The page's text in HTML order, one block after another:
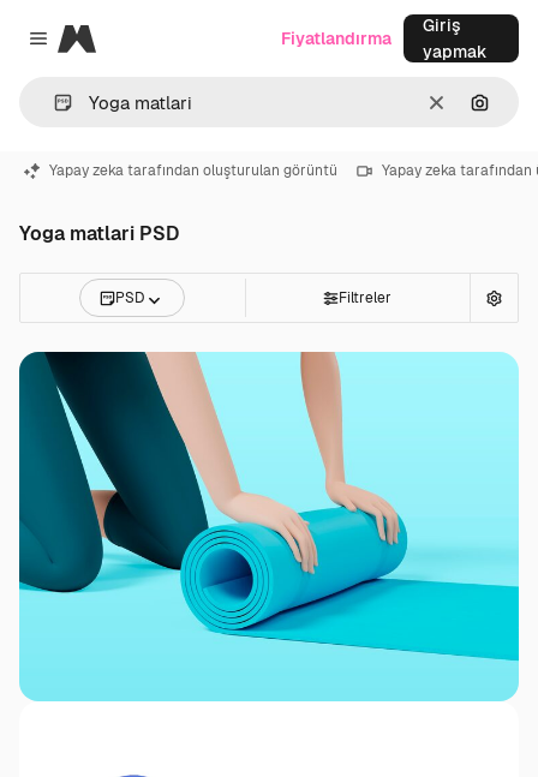
Close menu
Magnific
Temizlemek
Fiyatlandırma
Giriş
yapmak
Yapay zeka tarafından oluşturulan görüntü Yapay zeka
Yoga matlari PSD
PSD Filtreler